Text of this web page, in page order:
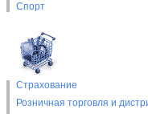
Спорт
Страхование
Розничная торговля и